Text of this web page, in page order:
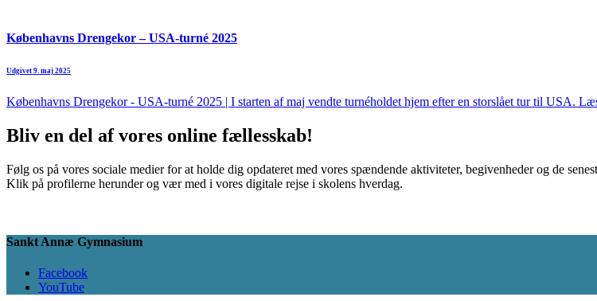
Københavns Drengekor – USA-turné 2025
Udgivet 9. maj 2025
Københavns Drengekor - USA-turné 2025 | I starten af maj vendte turnéholdet hjem efter en storslået tur til USA.
Bliv en del af vores online fællesskab!
Følg os på vores sociale medier for at holde dig opdateret med vores spændende aktiviteter, begivenheder og de
Klik på profilerne herunder og vær med i vores digitale rejse i skolens hverdag.
Sankt Annæ Gymnasium
Facebook
YouTube